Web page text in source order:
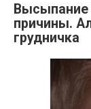
Высыпание
причины.
грудничка